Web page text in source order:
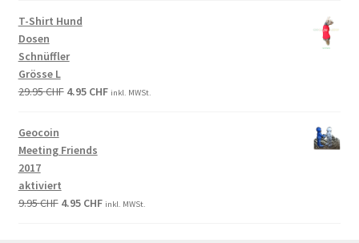
T-Shirt Hund
Dosen
Schnüffler
Grösse L
29.95CHF 4.95 CHF inkl. MWSt.
Geocoin
Meeting Friends
2017
aktiviert
9.95CHF 4.95 CHF inkl. MWSt.